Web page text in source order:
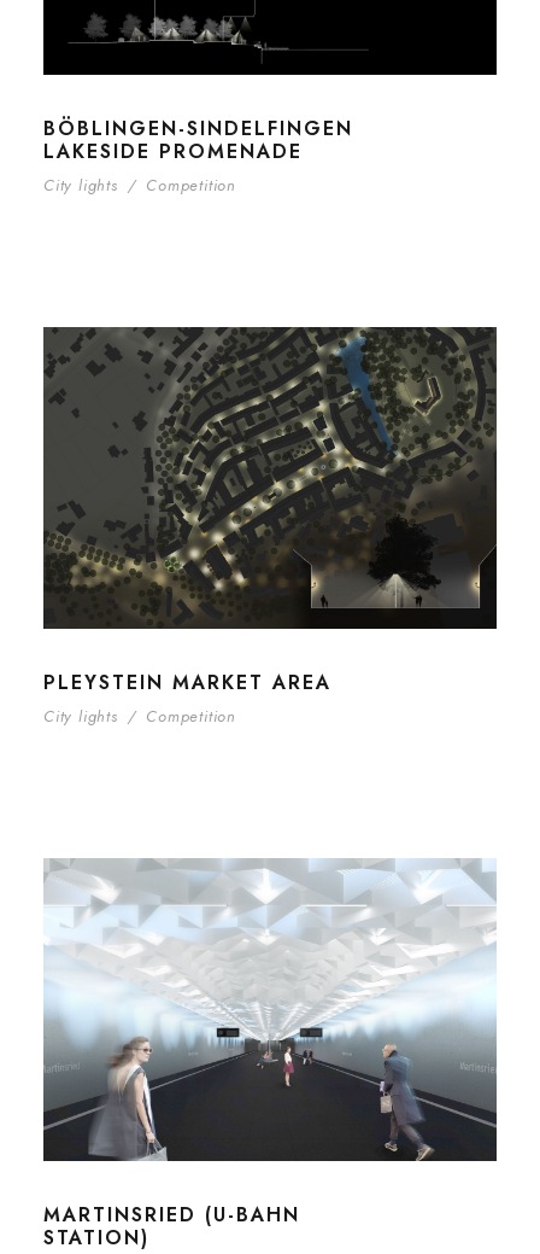
BÖBLINGEN-SINDELFINGEN
LAKESIDE PROMENADE
City lights / Competition
PLEYSTEIN MARKET AREA
City lights / Competition
MARTINSRIED (U-BAHN
STATION)